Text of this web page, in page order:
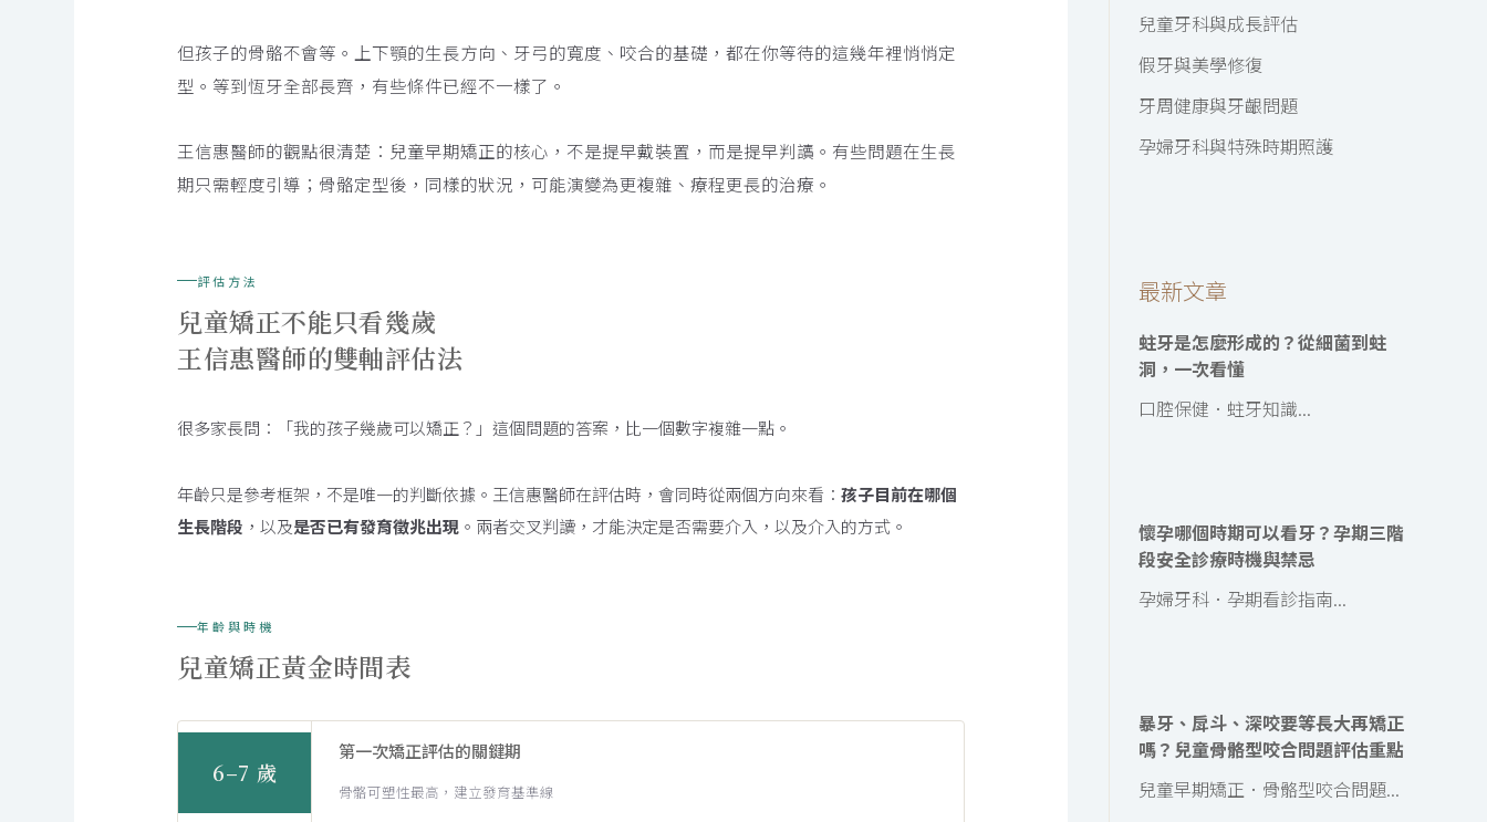
弓的發育方向。
但孩子的骨骼不會等。上下顎的生長方向、牙弓的寬度、咬合的基礎，都在你等待的這幾年裡悄悄定
型。等到恆牙全部長齊，有些條件已經不一樣了。
王信惠醫師的觀點很清楚：兒童早期矯正的核心，不是提早戴裝置，而是提早判讀。有些問題在生長
期只需輕度引導；骨骼定型後，同樣的狀況，可能演變為更複雜、療程更長的治療。
評估方法
兒童矯正不能只看幾歲
王信惠醫師的雙軸評估法
很多家長問：「我的孩子幾歲可以矯正？」這個問題的答案，比一個數字複雜一點。
年齡只是參考框架，不是唯一的判斷依據。王信惠醫師在評估時，會同時從兩個方向來看：孩子目前在哪個
生長階段 ，以及是否已有發育徵兆出現 。兩者交叉判讀，才能決定是否需要介入，以及介入的方式。
年齡與時機
兒童矯正黃金時間表
6–7 歲
第一次矯正評估的關鍵期
骨骼可塑性最高，建立發育基準線
兒童牙科與成長評估
假牙與美學修復
牙周健康與牙齦問題
孕婦牙科與特殊時期照護
最新文章
蛀牙是怎麼形成的？從細菌到蛀
洞，一次看懂
口腔保健．蛀牙知識...
懷孕哪個時期可以看牙？孕期三階
段安全診療時機與禁忌
孕婦牙科．孕期看診指南...
暴牙、戽斗、深咬要等長大再矯正
嗎？兒童骨骼型咬合問題評估重點
兒童早期矯正．骨骼型咬合問題...